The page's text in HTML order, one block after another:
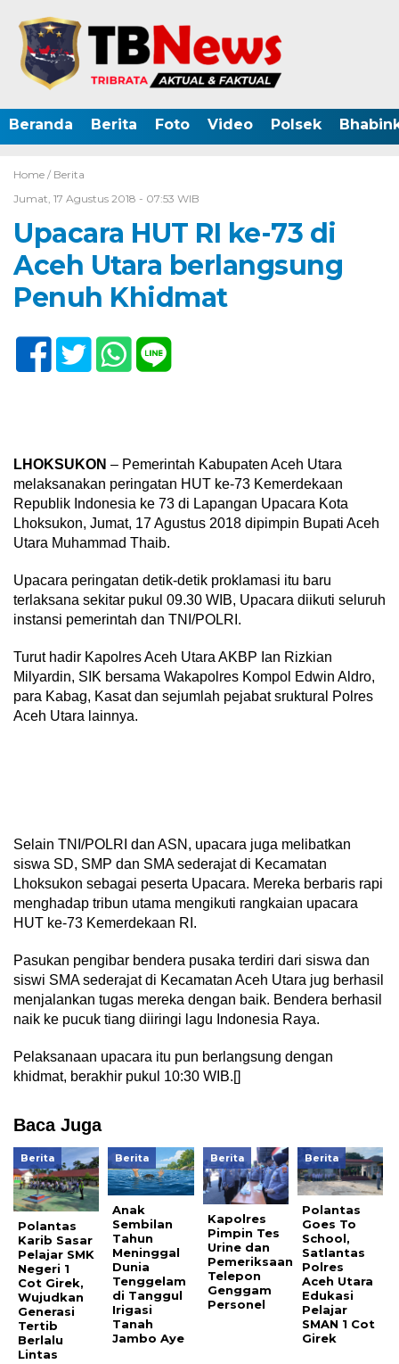
Beranda Berita Foto Video Polsek
Home / Berita
Jumat, 17 Agustus 2018 - 07:53 WIB
Upacara HUT RI ke-73 di
Aceh Utara berlangsung
Penuh Khidmat
LHOKSUKON – Pemerintah Kabupaten Aceh Utara
melaksanakan peringatan HUT ke-73 Kemerdekaan
Republik Indonesia ke 73 di Lapangan Upacara Kota
Lhoksukon, Jumat, 17 Agustus 2018 dipimpin Bupati Aceh
Utara Muhammad Thaib.
Upacara peringatan detik-detik proklamasi itu baru
terlaksana sekitar pukul 09.30 WIB, Upacara diikuti seluruh
instansi pemerintah dan TNI/POLRI.
Turut hadir Kapolres Aceh Utara AKBP Ian Rizkian
Milyardin, SIK bersama Wakapolres Kompol Edwin Aldro,
para Kabag, Kasat dan sejumlah pejabat sruktural Polres
Aceh Utara lainnya.
Selain TNI/POLRI dan ASN, upacara juga melibatkan
siswa SD, SMP dan SMA sederajat di Kecamatan
Lhoksukon sebagai peserta Upacara. Mereka berbaris rapi
menghadap tribun utama mengikuti rangkaian upacara
HUT ke-73 Kemerdekaan RI.
Pasukan pengibar bendera pusaka terdiri dari siswa dan
siswi SMA sederajat di Kecamatan Aceh Utara jug berhasil
menjalankan tugas mereka dengan baik. Bendera berhasil
naik ke pucuk tiang diiringi lagu Indonesia Raya.
Pelaksanaan upacara itu pun berlangsung dengan
khidmat, berakhir pukul 10:30 WIB.[]
Baca Juga
Berita
Polantas
Karib Sasar
Pelajar SMK
Negeri 1
Cot Girek,
Wujudkan
Generasi
Tertib
Berlalu
Lintas
Berita
Anak
Sembilan
Tahun
Meninggal
Dunia
Tenggelam
di Tanggul
Irigasi
Tanah
Jambo Aye
Berita
Kapolres
Pimpin Tes
Urine dan
Pemeriksaan
Telepon
Genggam
Personel
Berita
Polantas
Goes To
School,
Satlantas
Polres
Aceh Utara
Edukasi
Pelajar
SMAN 1 Cot
Girek